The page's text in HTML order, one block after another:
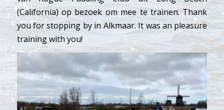
(California) op bezoek om mee te trainen. Thank
you for stopping by in Alkmaar. It was an pleasure
training with you!